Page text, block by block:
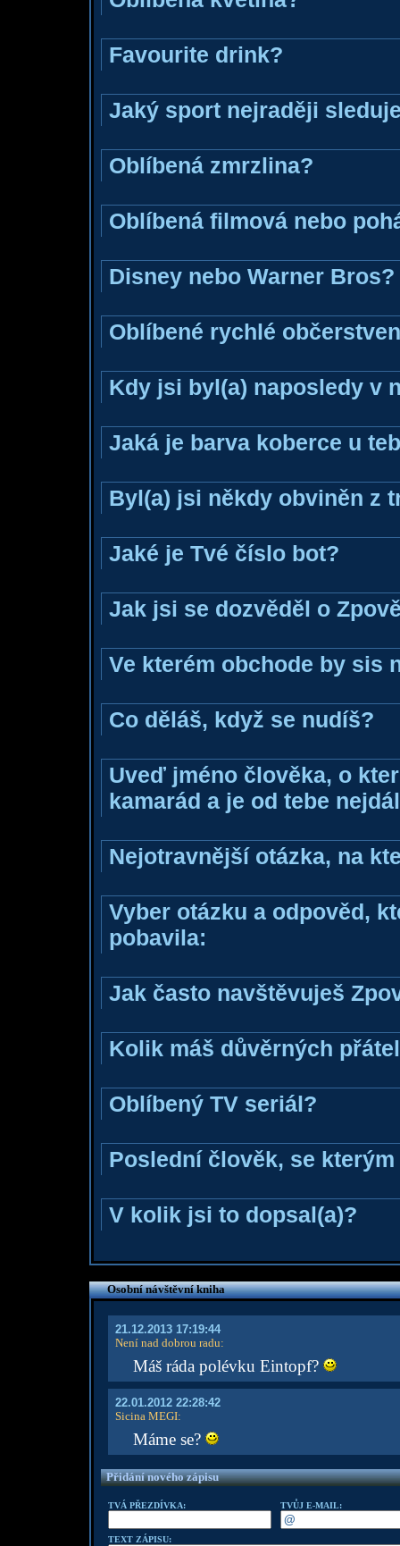
Favourite drink?
Jaký sport nejraději
Oblíbená zmrzlina?
Oblíbená filmová nebo
Disney nebo Warner Bros?
Oblíbené rychlé
Kdy jsi byl(a) naposledy v
Jaká je barva koberce u
Byl(a) jsi někdy obviněn z
Jaké je Tvé číslo bot?
Jak jsi se dozvěděl o
Ve kterém obchode by sis
Co děláš, když se nudíš?
Uveď jméno člověka, o
kamarád a je od tebe
Nejotravnější otázka, na
Vyber otázku a odpověd,
pobavila:
Jak často navštěvuješ
Kolik máš důvěrných
Oblíbený TV seriál?
Poslední člověk, se
V kolik jsi to dopsal(a)?
Osobní návštěvní kniha
21.12.2013 17:19:44
Není nad dobrou radu:
Máš ráda polévku Eintopf?
22.01.2012 22:28:42
Sicina MEGI:
Máme se?
Přidání nového zápisu
TVÁ PŘEZDÍVKA: TVŮJ E-MAIL:
TEXT ZÁPISU: